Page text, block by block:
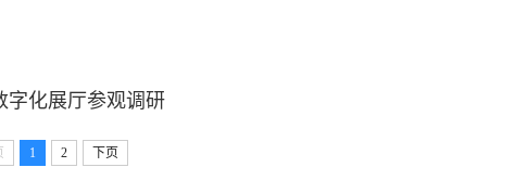
字化展厅参观调研
1 2 下页